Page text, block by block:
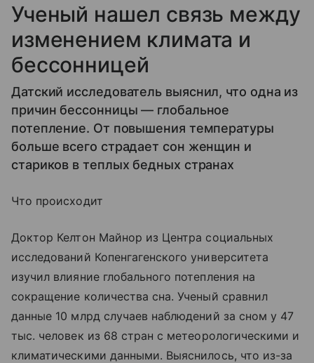
Ученый нашел связь между
изменением климата и
бессонницей
Датский исследователь выяснил, что одна из
причин бессонницы — глобальное
потепление. От повышения температуры
больше всего страдает сон женщин и
стариков в теплых бедных странах
Что происходит
Доктор Келтон Майнор из Центра социальных
исследований Копенгагенского университета
изучил влияние глобального потепления на
сокращение количества сна. Ученый сравнил
данные 10 млрд случаев наблюдений за сном у 47
тыс. человек из 68 стран с метеорологическими и
климатическими данными. Выяснилось, что из-за